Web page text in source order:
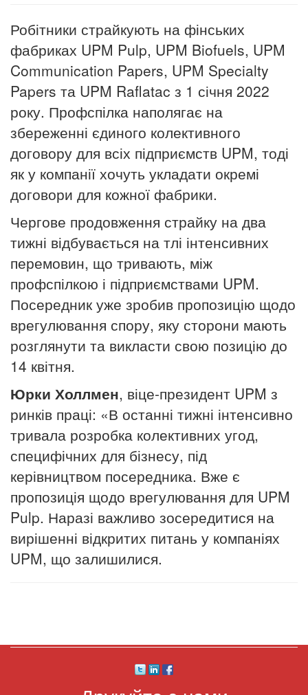
Робітники страйкують на фінських
фабриках UPM Pulp, UPM Biofuels, UPM
Communication Papers, UPM Specialty
Papers та UPM Raflatac з 1 січня 2022
року. Профспілка наполягає на
збереженні єдиного колективного
договору для всіх підприємств UPM, тоді
як у компанії хочуть укладати окремі
договори для кожної фабрики.
Чергове продовження страйку на два
тижні відбувається на тлі інтенсивних
перемовин, що тривають, між
профспілкою і підприємствами UPM.
Посередник уже зробив пропозицію щодо
врегулювання спору, яку сторони мають
розглянути та викласти свою позицію до
14 квітня.
Юрки Холлмен, віце-президент UPM з
ринків праці: «В останні тижні інтенсивно
тривала розробка колективних угод,
специфічних для бізнесу, під
керівництвом посередника. Вже є
пропозиція щодо врегулювання для UPM
Pulp. Наразі важливо зосередитися на
вирішенні відкритих питань у компаніях
UPM, що залишилися.